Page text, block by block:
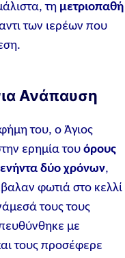
τη μετριοπαθή
των ιερέων που
Ανάπαυση
του, ο Άγιος
ερημία τουόρους
δύο χρόνων,
φωτιά στο κελλί
τους τους
με
τους προσέφερε